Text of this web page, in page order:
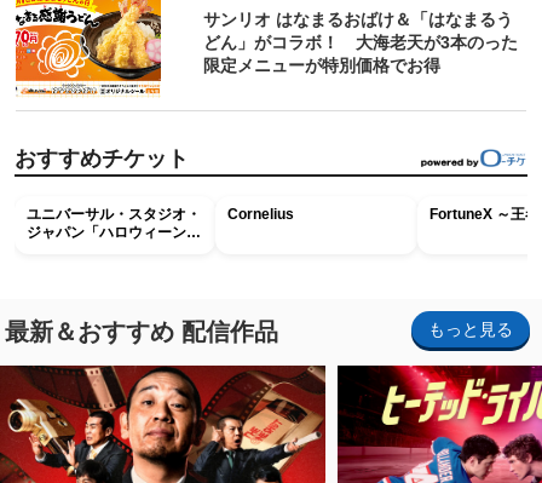
サンリオ はなまるおばけ＆「はなまるう
どん」がコラボ！ 大海老天が3本のった
限定メニューが特別価格でお得
おすすめチケット
ユニバーサル・スタジオ・
ジャパン「ハロウィーン・
Cornelius FortuneX ～王
最新＆おすすめ 配信作品 もっと見る